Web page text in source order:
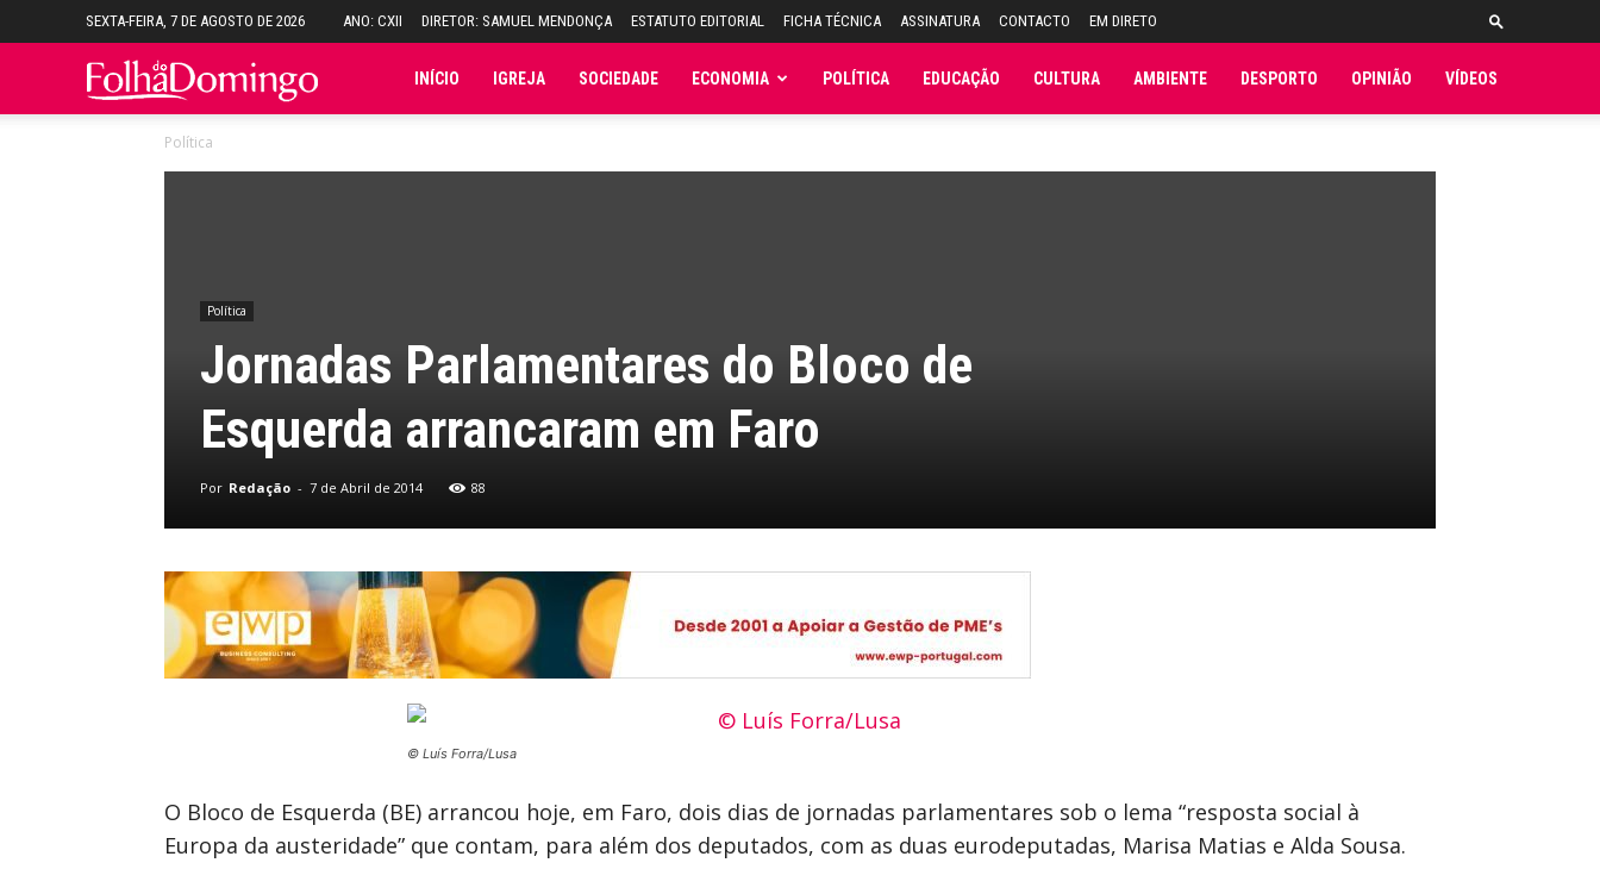
SEXTA-FEIRA, 7 DE AGOSTO DE 2026 ANO: CXII DIRETOR: SAMUEL MENDONÇA ESTATUTO EDITORIAL FICHA TÉCNICA ASSINATURA CONTACTO EM DIRETO
Folha INÍCIO IGREJA SOCIEDADE ECONOMIA POLÍTICA EDUCAÇÃO CULTURA AMBIENTE DESPORTO OPINIÃO VÍDEOS
Política
Política
Jornadas Parlamentares do Bloco de
Esquerda arrancaram em Faro
Por Redação - 7 de Abril de 2014 88
© Luís Forra/Lusa
O Bloco de Esquerda (BE) arrancou hoje, em Faro, dois dias de jornadas parlamentares sob o lema “resposta social à
Europa da austeridade” que contam, para além dos deputados, com as duas eurodeputadas, Marisa Matias e Alda Sousa.